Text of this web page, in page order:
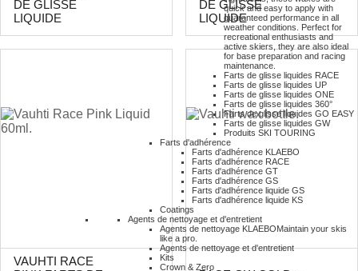
quick and easy to apply with
guaranteed performance in all
weather conditions. Perfect for
recreational enthusiasts and
active skiers, they are also ideal
for base preparation and racing
maintenance.
Farts de glisse liquides RACE
Farts de glisse liquides UP
Farts de glisse liquides ONE
Farts de glisse liquides 360°
Farts de glisse liquides GO EASY
Farts de glisse liquides GW
Produits SKI TOURING
Farts d'adhérence
Farts d'adhérence KLAEBO
Farts d'adhérence RACE
Farts d'adhérence GT
Farts d'adhérence GS
Farts d'adhérence liquide GS
Farts d'adhérence liquide KS
Coatings
Agents de nettoyage et d'entretient
Agents de nettoyage KLAEBOMaintain your skis
like a pro.
Agents de nettoyage et d'entretient
Kits
Crown & Zero
DE GLISSE
LIQUIDE
DE GLISSE
LIQUIDE
VAUHTI RACE